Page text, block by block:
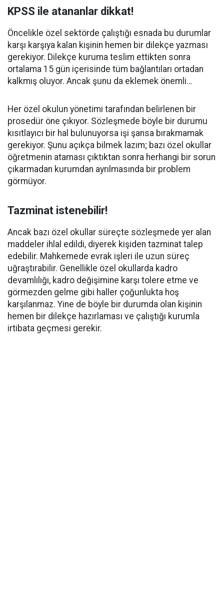
KPSS ile atananlar dikkat!
Öncelikle özel sektörde çalıştığı esnada bu durumlar
karşı karşıya kalan kişinin hemen bir dilekçe yazması
gerekiyor. Dilekçe kuruma teslim ettikten sonra
ortalama 15 gün içerisinde tüm bağlantıları ortadan
kalkmış oluyor. Ancak şunu da eklemek önemli…
Her özel okulun yönetimi tarafından belirlenen bir
prosedür öne çıkıyor. Sözleşmede böyle bir durumu
kısıtlayıcı bir hal bulunuyorsa işi şansa bırakmamak
gerekiyor. Şunu açıkça bilmek lazım; bazı özel okullar
öğretmenin ataması çıktıktan sonra herhangi bir sorun
çıkarmadan kurumdan ayrılmasında bir problem
görmüyor.
Tazminat istenebilir!
Ancak bazı özel okullar süreçte sözleşmede yer alan
maddeler ihlal edildi, diyerek kişiden tazminat talep
edebilir. Mahkemede evrak işleri ile uzun süreç
uğraştırabilir. Genellikle özel okullarda kadro
devamlılığı, kadro değişimine karşı tolere etme ve
görmezden gelme gibi haller çoğunlukta hoş
karşılanmaz. Yine de böyle bir durumda olan kişinin
hemen bir dilekçe hazırlaması ve çalıştığı kurumla
irtibata geçmesi gerekir.